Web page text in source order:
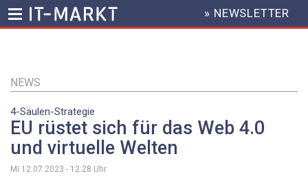
Inhalt
HEADER
MENU
» NEWSLETTER
NEWS
4-Säulen-Strategie
EU rüstet sich für das Web 4.0
und virtuelle Welten
Mi 12.07.2023 - 12:28 Uhr